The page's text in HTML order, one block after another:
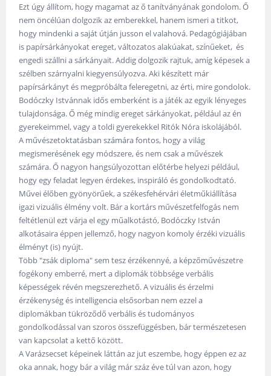
Ezt úgy állítom, hogy magamat az ő tanítványának gondolom. Ő
nem öncélúan dolgozik az emberekkel, hanem ismeri a titkot,
hogy mindenki a saját útján jusson el valahová. Pedagógiájában
is papírsárkányokat ereget, változatos alakúakat, színűeket, és
engedi szállni a sárkányait. Addig dolgozik rajtuk, amíg képesek a
szélben szárnyalni kiegyensúlyozva. Aki készített már
papírsárkányt és megpróbálta feleregetni, az érti, mire gondolok.
Bodóczky Istvánnak idős emberként is a játék az egyik lényeges
tulajdonsága. Ő még mindig ereget sárkányokat, például az én
gyerekeimmel, vagy a toldi gyerekekkel Ritók Nóra iskolájából.
A művészetoktatásban számára fontos, hogy a világ
megismerésének egy módszere, és nem csak a művészek
számára. Ő nagyon hangsúlyozottan előtérbe helyezi például,
hogy egy feladat legyen érdekes, inspiráló és gondolkodtató.
Művei élőben gyönyörűek, a székesfehérvári életműkiállítása
igazi vizuális élmény volt. Bár a kortárs művészetfelfogás nem
feltétlenül ezt várja el egy műalkotástó, Bodóczky István
alkotásaira éppen jellemző, hogy nagyon komoly érzéki vizuális
élményt (is) nyújt.
Több "zsák diploma" sem tesz érzékennyé, a képzőművészetre
fogékony emberré, mert a diplomák többsége verbális
képességek révén megszerezhető. A vizuális és érzelmi
érzékenység és intelligencia elsősorban nem ezzel a
diplomákban tükröződő verbális és tudományos
gondolkodással van szoros összefüggésben, bár természetesen
van kapcsolat a kettő között.
A Varázsecset képeinek láttán az jut eszembe, hogy éppen ez az
oka annak, hogy bár a világ már száz éve túl van azon, hogy